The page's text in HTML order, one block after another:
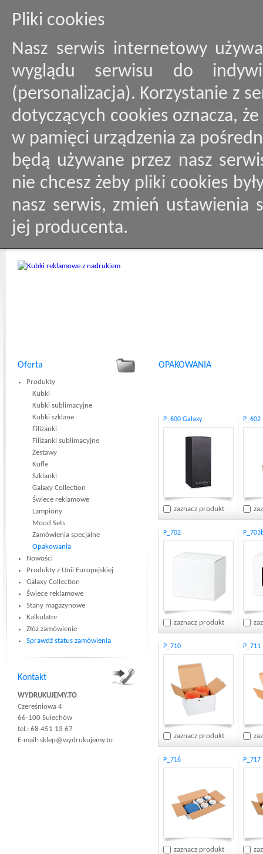
Pliki cookies
Nasz serwis internetowy
wyglądu serwisu do
(personalizacja). Korzystanie z
dotyczących cookies oznacza,
w pamięci urządzenia za
będą używane przez nasz
nie chcesz żeby pliki cookies
nasz serwis, zmień ustawienia
jej producenta.
Oferta
Produkty
Kubki
Kubki sublimacyjne
Kubki szklane
Filiżanki
Filiżanki sublimacyjne
Zestawy
Kufle
Szklanki
Galaxy Collection
Świece reklamowe
Lampiony
Mood Sets
Zamówienia specjalne
Opakowania
Nowości
Produkty z Unii Europejskiej
Galaxy Collection
Świece reklamowe
Stany magazynowe
Kalkulator
Złóż zamówienie
Sprawdź status zamówienia
Kontakt
WYDRUKUJEMY.TO
Czereśniowa 4
66-100 Sulechów
tel.: 68 451 13 67
E-mail: sklep@wydrukujemy.to
OPAKOWANIA
P_600 Galaxy
zaznacz produkt
P_602
P_702
zaznacz produkt
P_710
zaznacz produkt
P_711
P_716
zaznacz produkt
P_717